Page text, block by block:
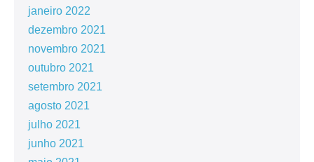
janeiro 2022
dezembro 2021
novembro 2021
outubro 2021
setembro 2021
agosto 2021
julho 2021
junho 2021